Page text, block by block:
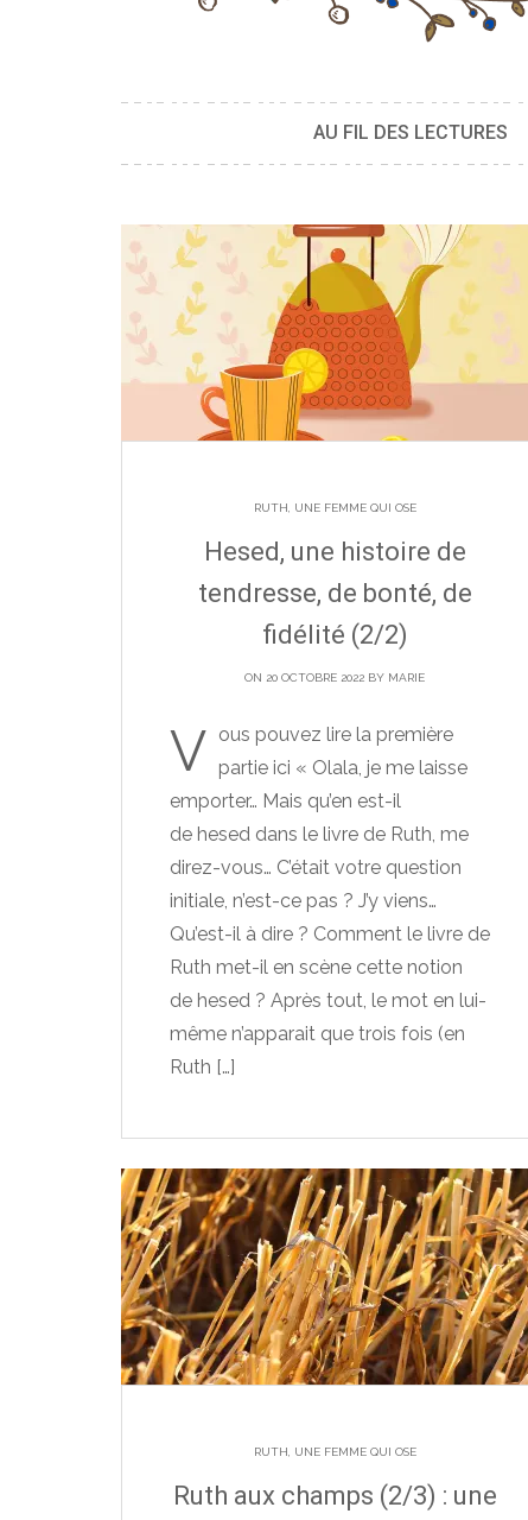
AU FIL DES LECTURES
RUTH, UNE FEMME QUI OSE
Hesed, une histoire de
tendresse, de bonté, de
fidélité (2/2)
ON 20 OCTOBRE 2022 BY MARIE
V ous pouvez lire la première
partie ici « Olala, je me laisse
emporter… Mais qu’en est-il
de hesed dans le livre de Ruth, me
direz-vous… C’était votre question
initiale, n’est-ce pas ? J’y viens…
Qu’est-il à dire ? Comment le livre de
Ruth met-il en scène cette notion
de hesed ? Après tout, le mot en lui-
même n’apparait que trois fois (en
Ruth […]
RUTH, UNE FEMME QUI OSE
Ruth aux champs (2/3) : une